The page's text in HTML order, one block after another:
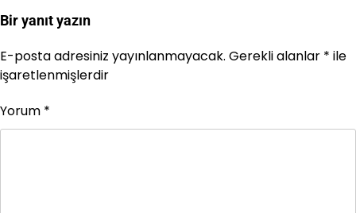
gezinmesi
Bir yanıt yazın
E-posta adresiniz yayınlanmayacak. Gerekli alanlar * ile
işaretlenmişlerdir
Yorum *